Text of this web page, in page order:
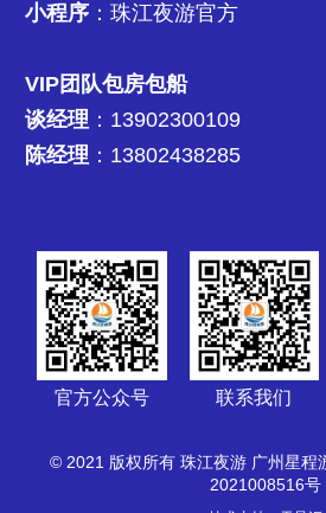
小程序 ：珠江夜游官方
VIP团队包房包船
谈经理 ：13902300109
陈经理 ：13802438285
官方公众号 联系我们
© 2021 版权所有 珠江夜游 广州星程
2021008516号